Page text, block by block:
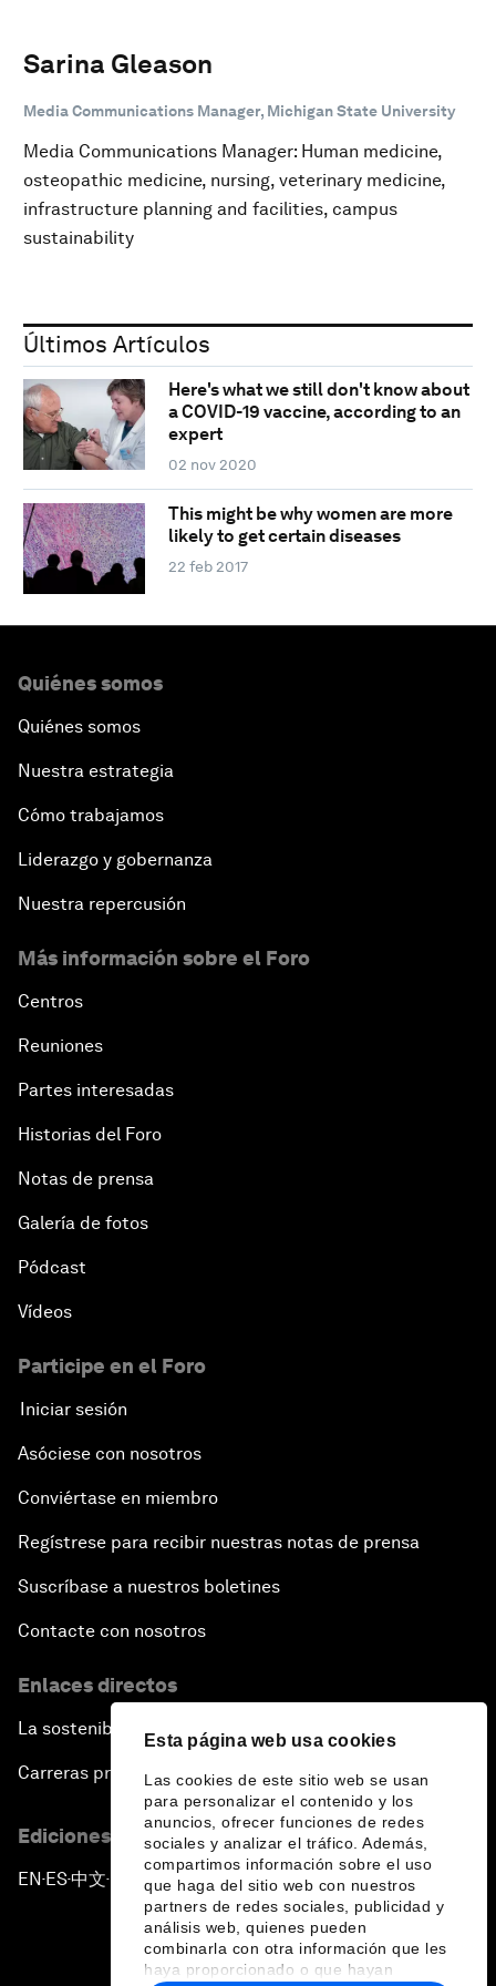
Esta página web usa cookies
Las cookies de este sitio web se usan
para personalizar el contenido y los
anuncios, ofrecer funciones de redes
sociales y analizar el tráfico. Además,
compartimos información sobre el uso
que haga del sitio web con nuestros
partners de redes sociales, publicidad y
análisis web, quienes pueden
combinarla con otra información que les
haya proporcionado o que hayan
Sarina Gleason
Media Communications Manager, Michigan State University
Media Communications Manager: Human medicine,
osteopathic medicine, nursing, veterinary medicine,
infrastructure planning and facilities, campus
sustainability
Últimos Artículos
Here's what we still don't know about
a COVID-19 vaccine, according to an
expert
02 nov 2020
This might be why women are more
likely to get certain diseases
22 feb 2017
Quiénes somos
Quiénes somos
Nuestra estrategia
Cómo trabajamos
Liderazgo y gobernanza
Nuestra repercusión
Más información sobre el Foro
Centros
Reuniones
Partes interesadas
Historias del Foro
Notas de prensa
Galería de fotos
Pódcast
Vídeos
Participe en el Foro
Iniciar sesión
Asóciese con nosotros
Conviértase en miembro
Regístrese para recibir nuestras notas de prensa
Suscríbase a nuestros boletines
Contacte con nosotros
Enlaces directos
La sostenibilidad en el Foro
Carreras profesionales
Ediciones en otros idiomas
EN ▪ES▪中文▪ 日本語